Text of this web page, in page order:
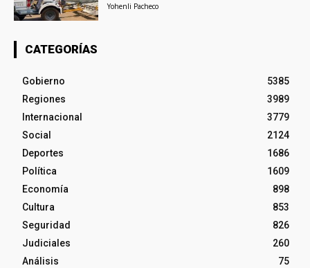
Yohenli Pacheco
CATEGORÍAS
Gobierno
5385
Regiones
3989
Internacional
3779
Social
2124
Deportes
1686
Política
1609
Economía
898
Cultura
853
Seguridad
826
Judiciales
260
Análisis
75